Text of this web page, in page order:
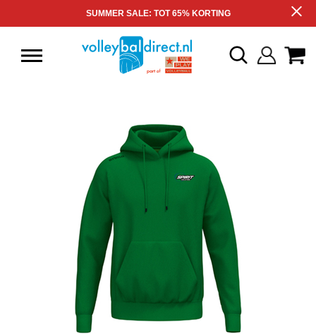
SUMMER SALE: TOT 65% KORTING